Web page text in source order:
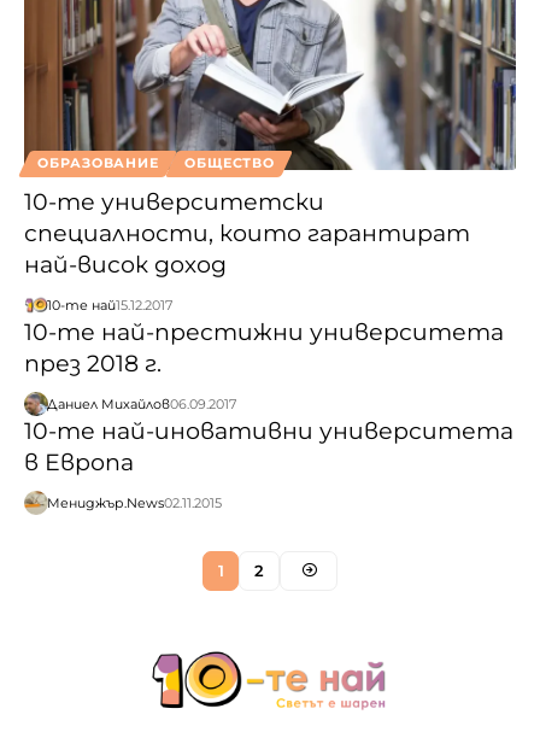
ОБРАЗОВАНИЕ ОБЩЕСТВО
10-те университетски
специалности, които гарантират
най-висок доход
10-те най15.12.2017
10-те най-престижни университета
през 2018 г.
Даниел Михайлов06.09.2017
10-те най-иновативни университета
в Европа
Мениджър.News02.11.2015
1 2